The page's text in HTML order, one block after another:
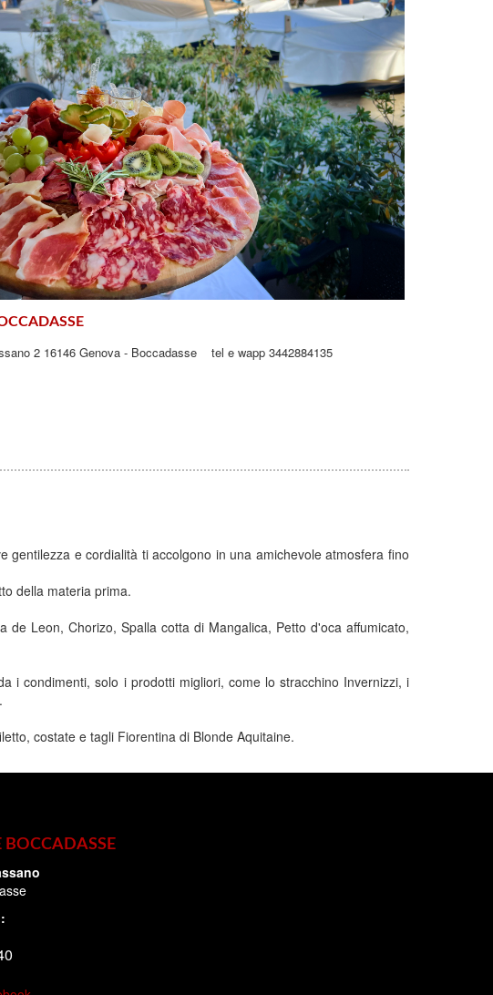
2 16146 Genova - Boccadasse tel e wapp 3442884135
e cordialità ti accolgono in una amichevole atmosfera fino
della materia prima.
Leon, Chorizo, Spalla cotta di Mangalica, Petto d'oca affumicato,
i condimenti, solo i prodotti migliori, come lo stracchino Invernizzi, i
costate e tagli Fiorentina di Blonde Aquitaine.
BOCCADASSE